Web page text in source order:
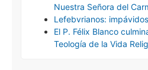
Nuestra Señora del
Lefebvrianos:
El P. Félix Blanco
Teología de la Vida